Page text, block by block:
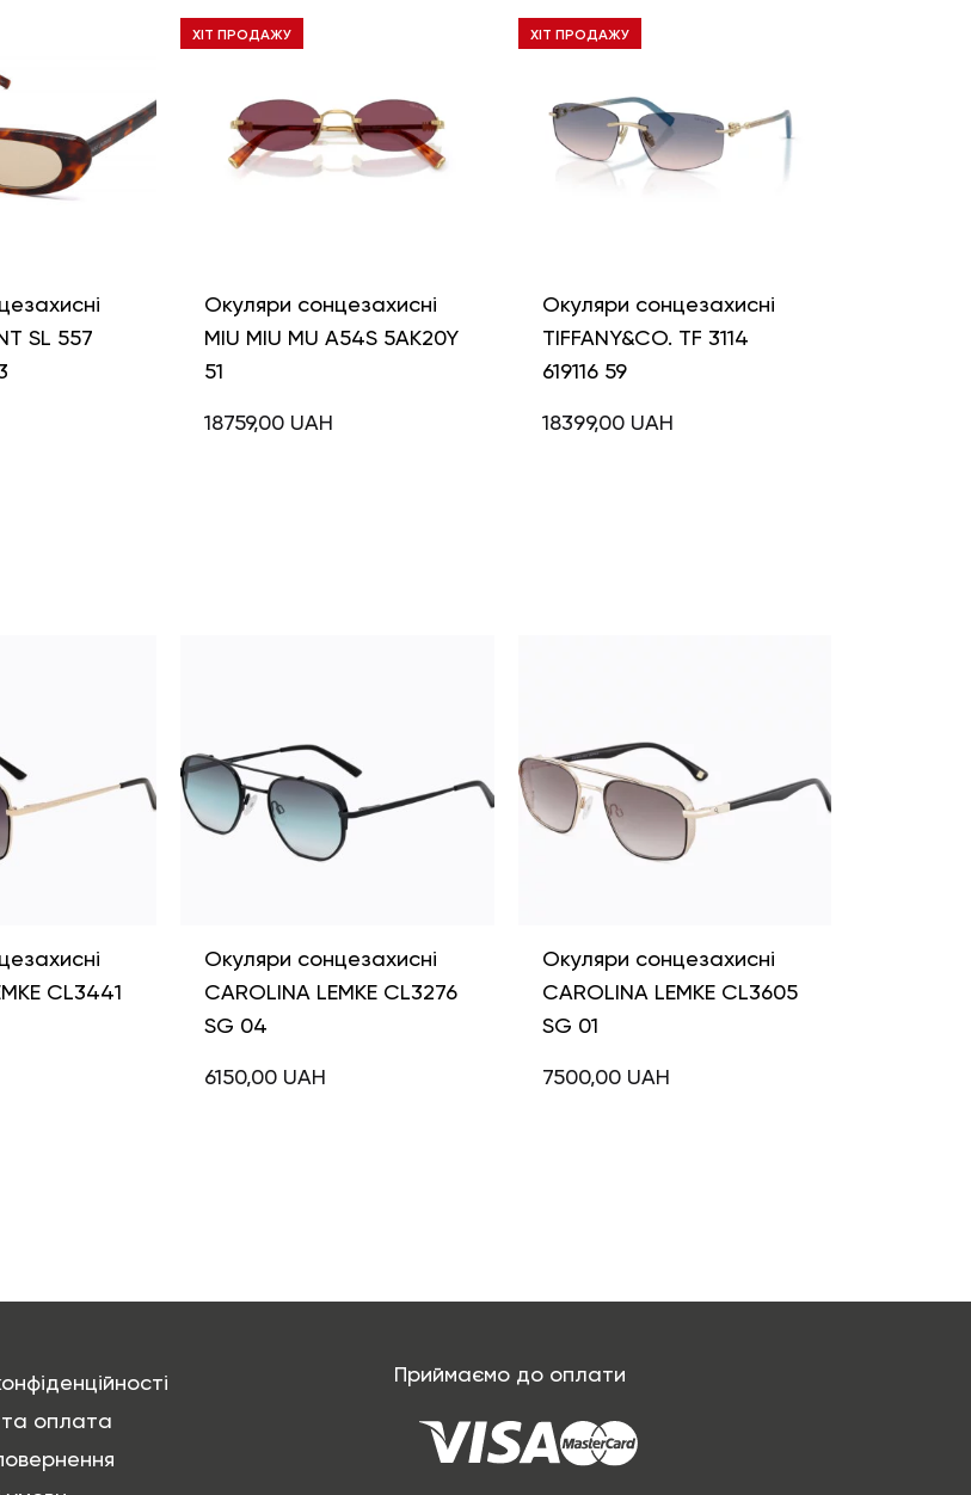
SL 557
ХІТ ПРОДАЖУ
Окуляри сонцезахисні
MIU MIU MU A54S 5AK20Y
51
18759,00 UAH
ХІТ ПРОДАЖУ
Окуляри сонцезахисні
TIFFANY&CO. TF 3114
619116 59
18399,00 UAH
CL3441
Окуляри сонцезахисні
CAROLINA LEMKE CL3276
SG 04
6150,00 UAH
Окуляри сонцезахисні
CAROLINA LEMKE CL3605
SG 01
7500,00 UAH
оплата
Приймаємо до оплати